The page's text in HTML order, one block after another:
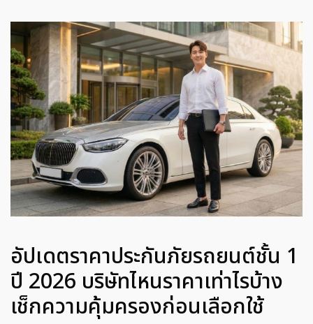
อัปเดตราคาประกันภัยรถยนต์ชั้น 1
ปี 2026 บริษัทไหนราคาเท่าไรบ้าง
เช็กความคุ้มครองก่อนเลือกใช้